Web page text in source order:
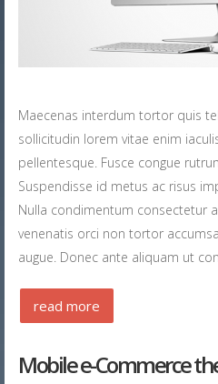
Maecenas interdum tortor quis
sollicitudin lorem vitae enim
pellentesque. Fusce congue
Suspendisse id metus ac risus
Nulla condimentum consectetur
venenatis orci non tortor
augue. Donec ante aliquam ut
read more
Mobile e-Commerce